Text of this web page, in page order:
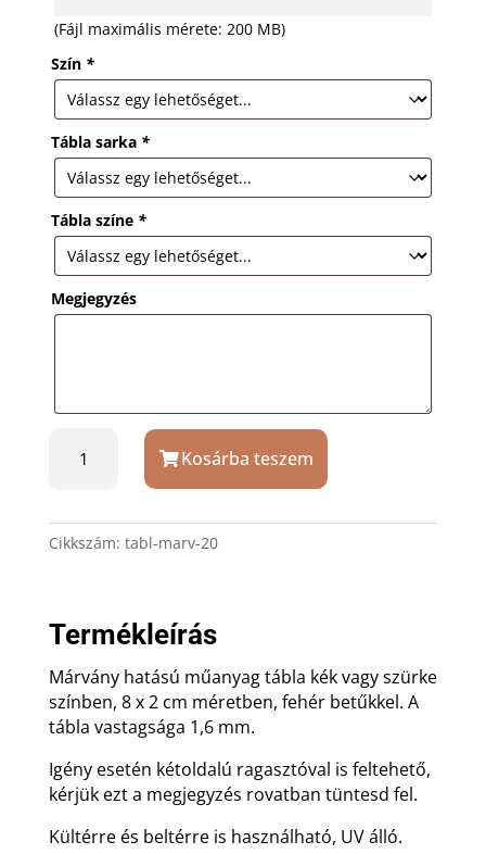
(Fájl maximális mérete: 200 MB)
Szín *
Tábla sarka *
Tábla színe *
Megjegyzés
márvány
8
mennyiség
Kosárba teszem
Cikkszám: tabl-marv-20
Termékleírás
Márvány hatású műanyag tábla kék vagy szürke
színben, 8 x 2 cm méretben, fehér betűkkel. A
tábla vastagsága 1,6 mm.
Igény esetén kétoldalú ragasztóval is feltehető,
kérjük ezt a megjegyzés rovatban tüntesd fel.
Kültérre és beltérre is használható, UV álló.